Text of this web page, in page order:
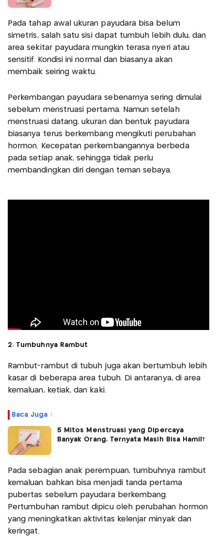
Pada tahap awal ukuran payudara bisa belum
simetris, salah satu sisi dapat tumbuh lebih dulu, dan
area sekitar payudara mungkin terasa nyeri atau
sensitif. Kondisi ini normal dan biasanya akan
membaik seiring waktu.
Perkembangan payudara sebenarnya sering dimulai
sebelum menstruasi pertama. Namun setelah
menstruasi datang, ukuran dan bentuk payudara
biasanya terus berkembang mengikuti perubahan
hormon. Kecepatan perkembangannya berbeda
pada setiap anak, sehingga tidak perlu
membandingkan diri dengan teman sebaya.
2. Tumbuhnya Rambut
Rambut-rambut di tubuh juga akan bertumbuh lebih
kasar di beberapa area tubuh. Di antaranya, di area
kemaluan, ketiak, dan kaki.
Baca Juga :
5 Mitos Menstruasi yang Dipercaya
Banyak Orang, Ternyata Masih Bisa Hamil?
Pada sebagian anak perempuan, tumbuhnya rambut
kemaluan bahkan bisa menjadi tanda pertama
pubertas sebelum payudara berkembang.
Pertumbuhan rambut dipicu oleh perubahan hormon
yang meningkatkan aktivitas kelenjar minyak dan
keringat.